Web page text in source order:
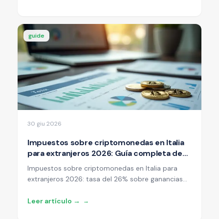
guide
30 giu 2026
Impuestos sobre criptomonedas en Italia
para extranjeros 2026: Guía completa de
las tasas del 26% y 33%
Impuestos sobre criptomonedas en Italia para
extranjeros 2026: tasa del 26% sobre ganancias
2026 para operaciones nuevas), eliminación de la
Leer artículo → →